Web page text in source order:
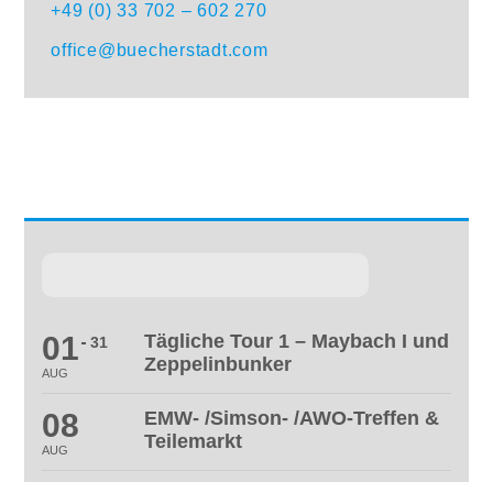
+49 (0) 33 702 – 602 270
office@buecherstadt.com
01
AUG
31
Tägliche Tour 1 – Maybach I und
Zeppelinbunker
08
AUG
EMW- /Simson- /AWO-Treffen &
Teilemarkt